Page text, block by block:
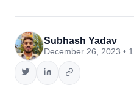
Subhash Yadav
December 26, 2023 •